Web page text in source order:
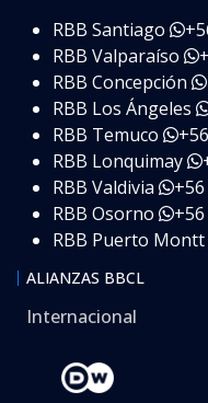
RBB Santiago
RBB Valparaíso
RBB Concepción
RBB Los Ángeles
RBB Temuco
RBB Lonquimay
RBB Valdivia
RBB Osorno
RBB Puerto Montt
ALIANZAS BBCL
Internacional